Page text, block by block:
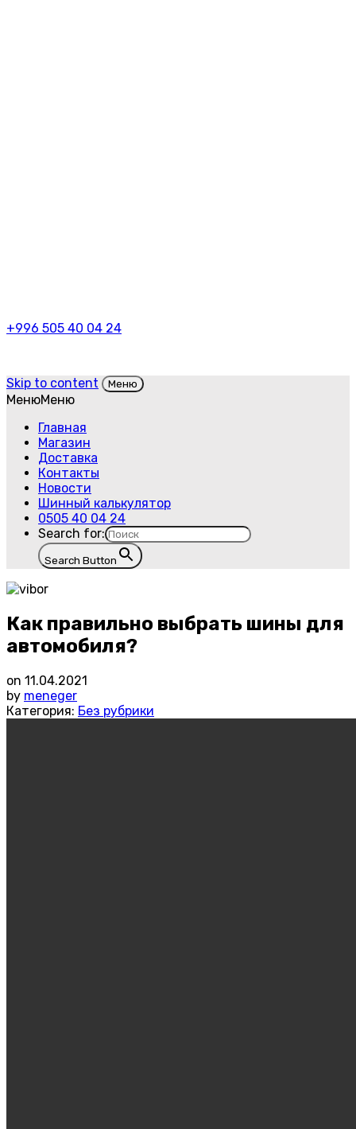
+996 505 40 04 24
Skip to content Меню
МенюМеню
Главная
Магазин
Доставка
Контакты
Новости
Шинный калькулятор
0505 40 04 24
Search for:
Search Button
Как правильно выбрать шины для
автомобиля?
on 11.04.2021
by meneger
Категория: Без рубрики